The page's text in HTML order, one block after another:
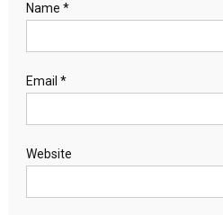
Name *
Email *
Website